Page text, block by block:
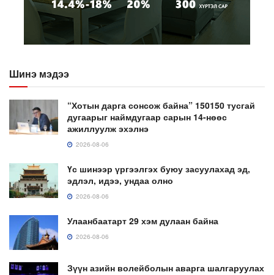
Шинэ мэдээ
“Хотын дарга сонсож байна” 150150 тусгай
дугаарыг наймдугаар сарын 14-нөөс
ажиллуулж эхэлнэ
2026-08-06
Үс шинээр үргээлгэх буюу засуулахад эд,
эдлэл, идээ, ундаа олно
2026-08-06
Улаанбаатарт 29 хэм дулаан байна
2026-08-06
Зүүн азийн волейболын аварга шалгаруулах